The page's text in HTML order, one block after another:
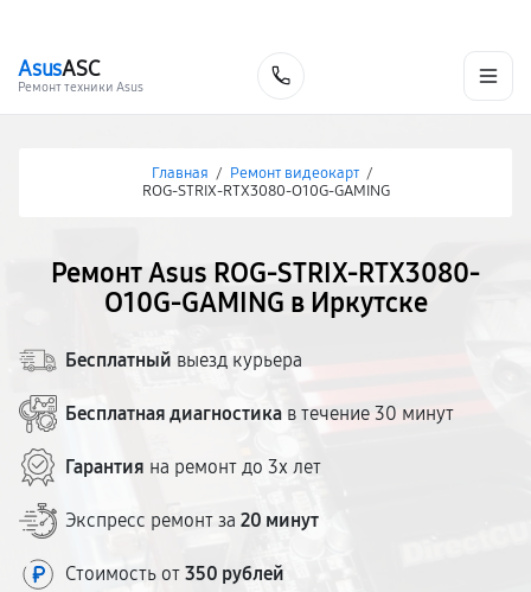
AsusASC
Ремонт техники Asus
Главная / Ремонт видеокарт /
ROG-STRIX-RTX3080-O10G-GAMING
Ремонт Asus ROG-STRIX-RTX3080-
O10G-GAMING в Иркутске
Бесплатный выезд курьера
Бесплатная диагностика в течение 30 минут
Гарантия на ремонт до 3х лет
Экспресс ремонт за 20 минут
Стоимость от 350 рублей